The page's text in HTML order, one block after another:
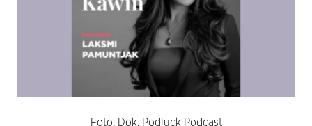
Foto: Dok. Podluck Podcast